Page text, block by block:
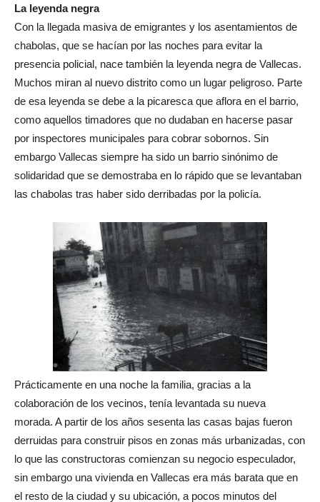
La leyenda negra
Con la llegada masiva de emigrantes y los asentamientos de
chabolas, que se hacían por las noches para evitar la
presencia policial, nace también la leyenda negra de Vallecas.
Muchos miran al nuevo distrito como un lugar peligroso. Parte
de esa leyenda se debe a la picaresca que aflora en el barrio,
como aquellos timadores que no dudaban en hacerse pasar
por inspectores municipales para cobrar sobornos. Sin
embargo Vallecas siempre ha sido un barrio sinónimo de
solidaridad que se demostraba en lo rápido que se levantaban
las chabolas tras haber sido derribadas por la policía.
Prácticamente en una noche la familia, gracias a la
colaboración de los vecinos, tenía levantada su nueva
morada. A partir de los años sesenta las casas bajas fueron
derruidas para construir pisos en zonas más urbanizadas, con
lo que las constructoras comienzan su negocio especulador,
sin embargo una vivienda en Vallecas era más barata que en
el resto de la ciudad y su ubicación, a pocos minutos del